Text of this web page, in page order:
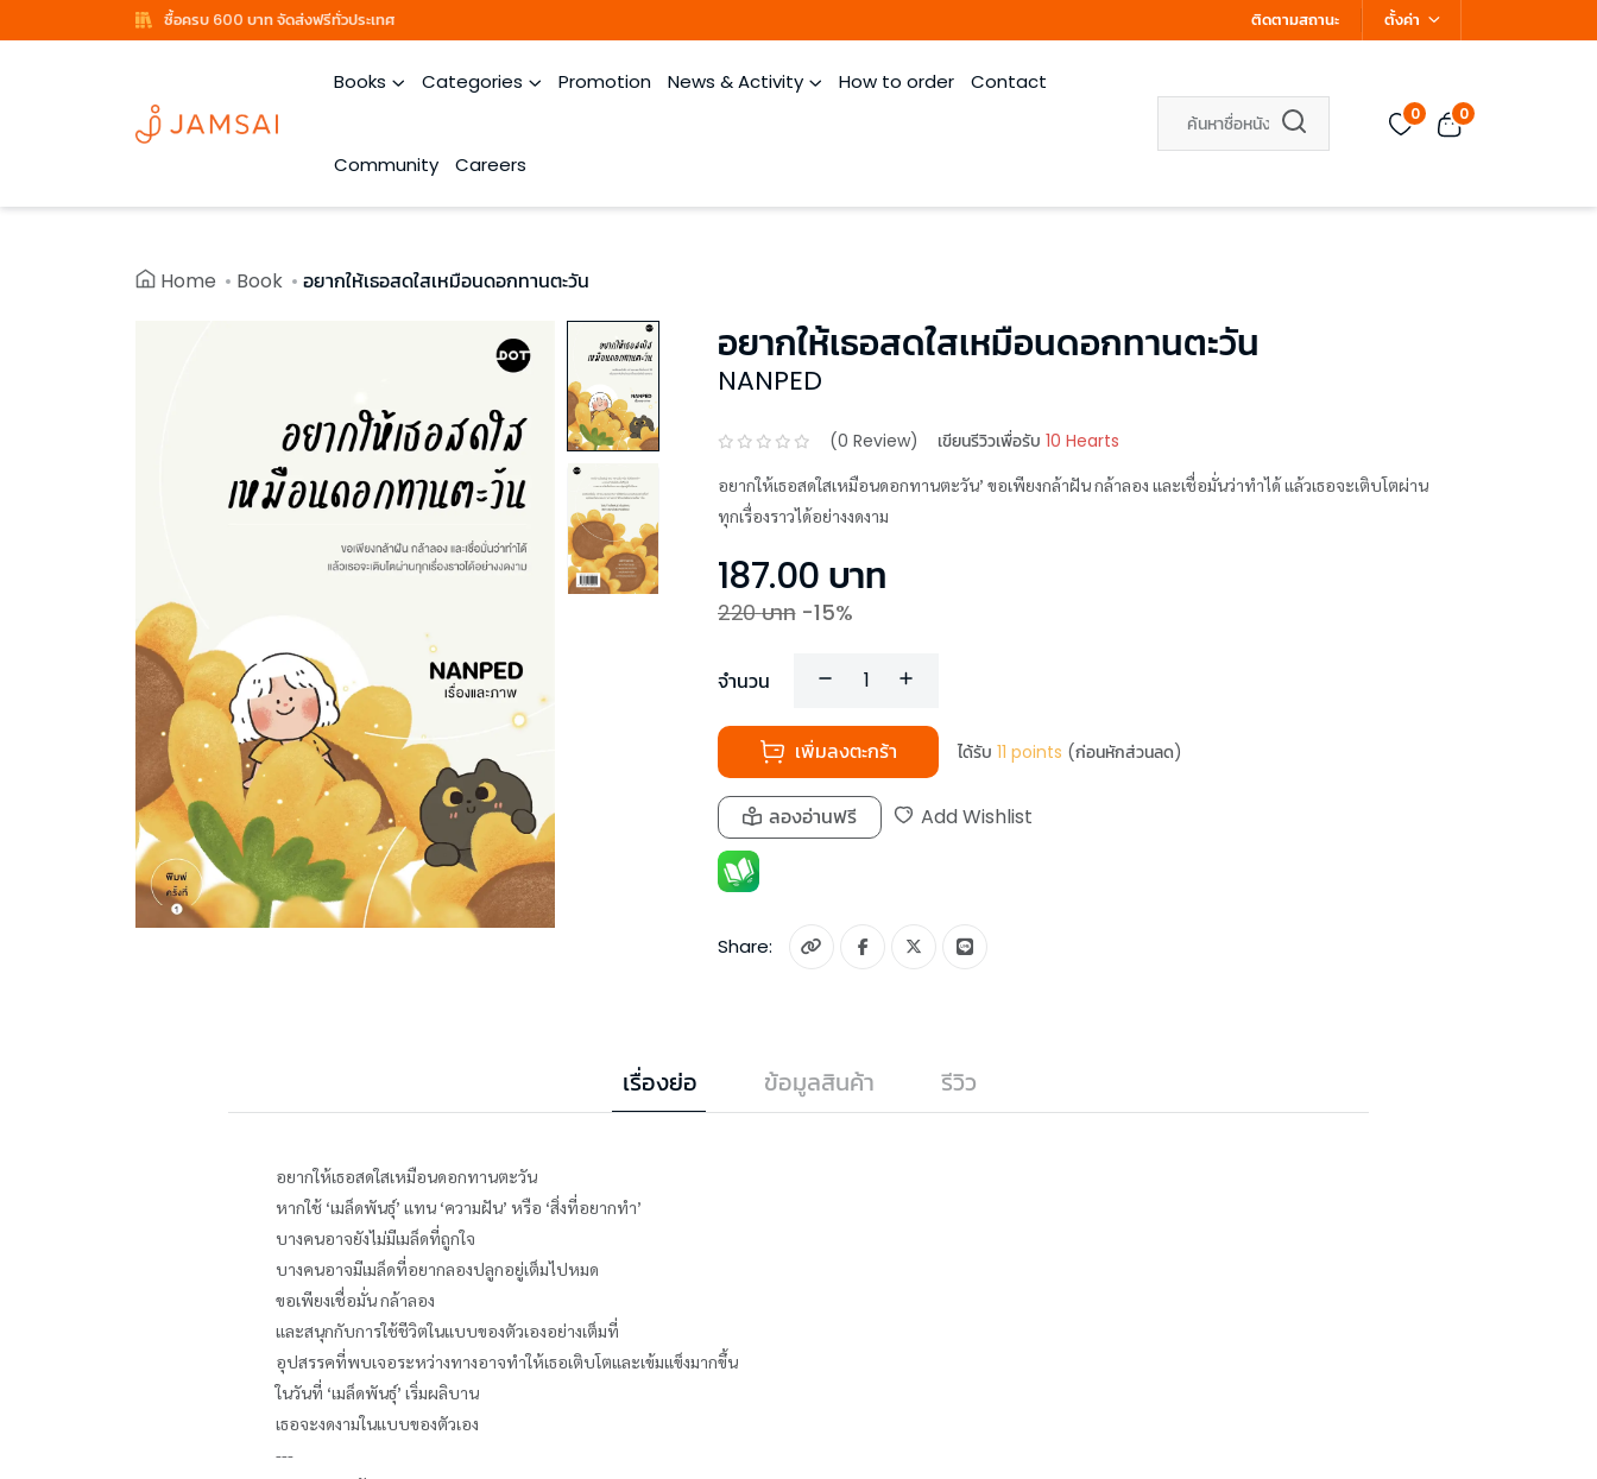
ซื้อครบ 600 บาท จัดส่งฟรีทั่วประเทศ ติดตามสถานะ ตั้งค่า
Books Categories Promotion News & Activity How to order Contact
Community Careers
0 0
Home Book อยากให้เธอสดใสเหมือนดอกทานตะวัน
อยากให้เธอสดใสเหมือนดอกทานตะวัน
NANPED
(0 Review) เขียนรีวิวเพื่อรับ 10 Hearts
อยากให้เธอสดใสเหมือนดอกทานตะวัน’ ขอเพียงกล้าฝัน กล้าลอง และเชื่อมั่นว่าทำได้ แล้วเธอจะเติบโตผ่าน
ทุกเรื่องราวได้อย่างงดงาม
187.00 บาท
220บาท -15%
จำนวน
เพิ่มลงตะกร้า ได้รับ 11 points (ก่อนหักส่วนลด)
ลองอ่านฟรี Add Wishlist
Share:
เรื่องย่อ ข้อมูลสินค้า รีวิว
อยากให้เธอสดใสเหมือนดอกทานตะวัน
หากใช้ ‘เมล็ดพันธุ์’ แทน ‘ความฝัน’ หรือ ‘สิ่งที่อยากทำ’
บางคนอาจยังไม่มีเมล็ดที่ถูกใจ
บางคนอาจมีเมล็ดที่อยากลองปลูกอยู่เต็มไปหมด
ขอเพียงเชื่อมั่น กล้าลอง
และสนุกกับการใช้ชีวิตในแบบของตัวเองอย่างเต็มที่
อุปสรรคที่พบเจอระหว่างทางอาจทำให้เธอเติบโตและเข้มแข็งมากขึ้น
ในวันที่ ‘เมล็ดพันธุ์’ เริ่มผลิบาน
เธอจะงดงามในแบบของตัวเอง
---